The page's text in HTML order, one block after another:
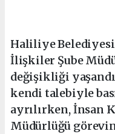
Haliliye
İlişkiler Şube
değişikliği
kendi talebiyle
ayrılırken, İnsan
Müdürlüğü